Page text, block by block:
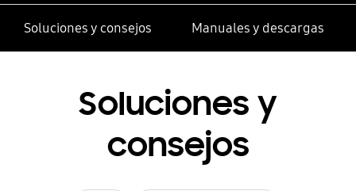
Soluciones y consejos Manuales y descargas
Soluciones y
consejos